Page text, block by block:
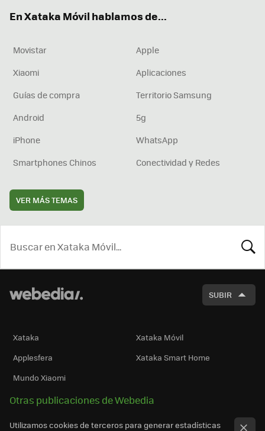
En Xataka Móvil hablamos de...
Movistar
Apple
Xiaomi
Aplicaciones
Guías de compra
Territorio Samsung
Android
5g
iPhone
WhatsApp
Smartphones Chinos
Conectividad y Redes
VER MÁS TEMAS
SUBIR
Xataka
Xataka Móvil
Applesfera
Xataka Smart Home
Mundo Xiaomi
Otras publicaciones de Webedia
Utilizamos cookies de terceros para generar estadísticas